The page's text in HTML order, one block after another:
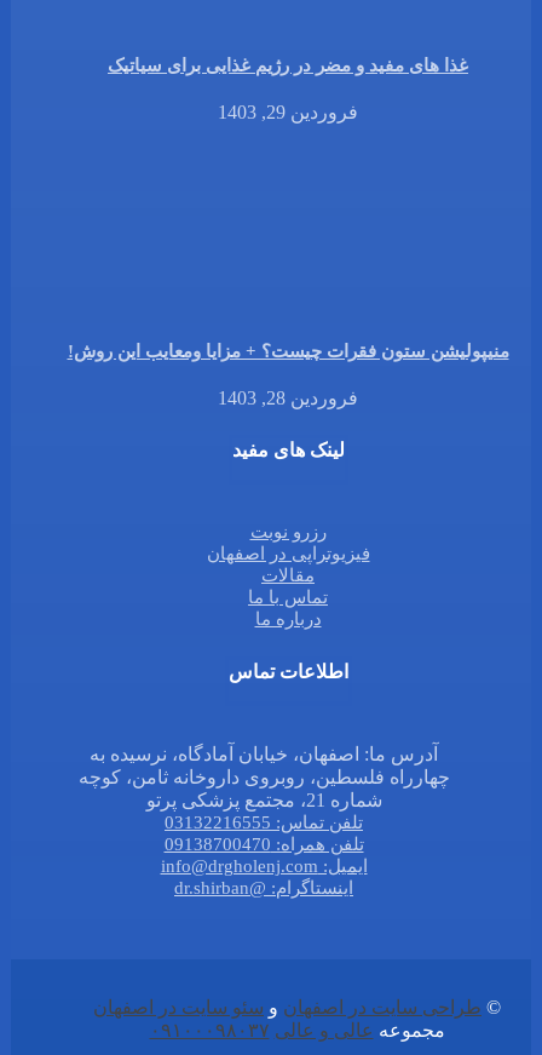
غذا های مفید و مضر در رژیم غذایی برای سیاتیک
فروردین 29, 1403
منیپولیشن ستون فقرات چیست؟ + مزایا ومعایب این روش!
فروردین 28, 1403
لینک های مفید
رزرو نوبت
فیزیوتراپی در اصفهان
مقالات
تماس با ما
درباره ما
اطلاعات تماس
آدرس ما: اصفهان، خیابان آمادگاه، نرسیده به
چهارراه فلسطین، روبروی داروخانه ثامن، کوچه
شماره 21، مجتمع پزشکی پرتو
تلفن تماس: 03132216555
تلفن همراه: 09138700470
ایمیل: info@drgholenj.com
اینستاگرام: @dr.shirban
© طراحی سایت در اصفهان و سئو سایت در اصفهان
مجموعه عالی و عالی ۰۹۱۰۰۰۹۸۰۳۷